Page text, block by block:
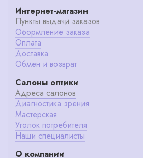
Интернет-магазин
Пункты выдачи заказов
Оформление заказа
Оплата
Доставка
Обмен и возврат
Салоны оптики
Адреса салонов
Диагностика зрения
Мастерская
Уголок потребителя
Наши специалисты
О компании